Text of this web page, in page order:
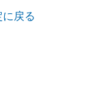
戻る